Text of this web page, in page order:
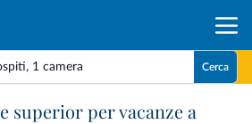
, 1 camera Cerca
superior per vacanze a